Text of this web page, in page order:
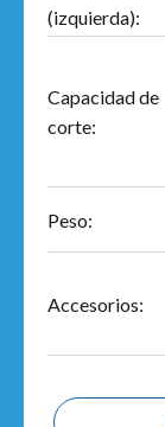
(izquierda):
Capacidad de
corte:
Peso:
Accesorios: